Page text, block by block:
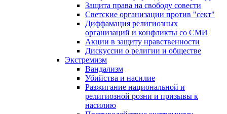
Защита права на свободу совести
Светские организации против "сект"
Диффамация религиозных
организаций и конфликты со СМИ
Акции в защиту нравственности
Дискуссии о религии и обществе
Экстремизм
Вандализм
Убийства и насилие
Разжигание национальной и
религиозной розни и призывы к
насилию